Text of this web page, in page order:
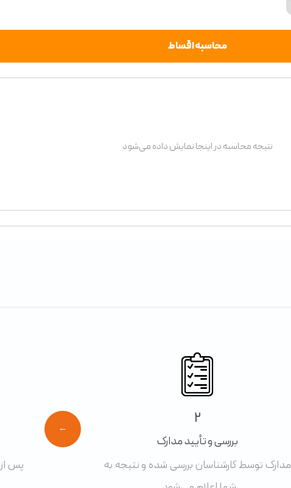
محاسبه اقساط
نتیجه محاسبه در اینجا نمایش داده می‌شود
2
بررسی و تأیید مدارک
مدارک توسط کارشناسان بررسی شده و نتیجه به
←
پس از